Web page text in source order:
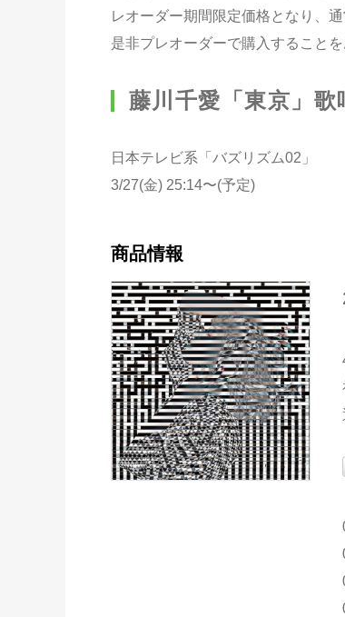
レオーダー期間限定価格となり、
是非プレオーダーで購入することを
藤川千愛「東京」歌
日本テレビ系「バズリズム02」
3/27(金) 25:14〜(予定)
商品情報